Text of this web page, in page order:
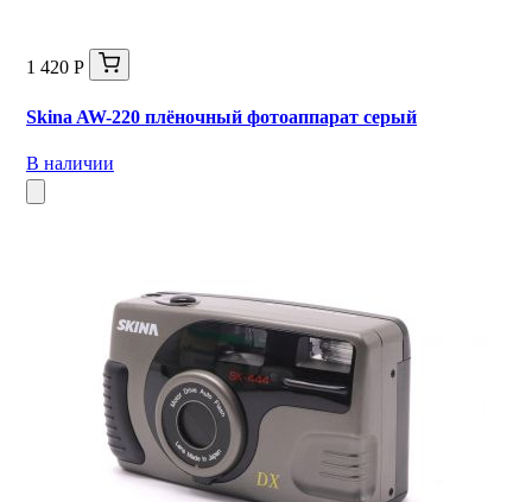
1 420 Р
Skina AW-220 плёночный фотоаппарат серый
В наличии